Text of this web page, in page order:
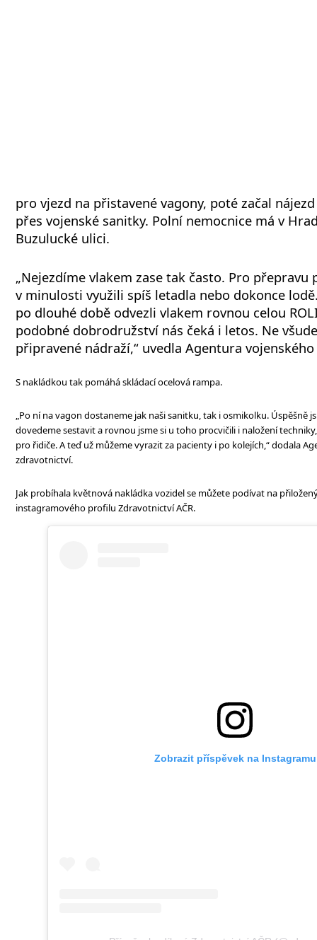
pro vjezd na přistavené vagony, poté začal
přes vojenské sanitky. Polní nemocnice má v
Buzulucké ulici.
„Nejezdíme vlakem zase tak často. Pro přepravu
v minulosti využili spíš letadla nebo dokonce
po dlouhé době odvezli vlakem rovnou celou
podobné dobrodružství nás čeká i letos. Ne
připravené nádraží,“ uvedla Agentura
S nakládkou tak pomáhá skládací ocelová rampa.
„Po ní na vagon dostaneme jak naši sanitku, tak i osmikolku. Úspěšně
dovedeme sestavit a rovnou jsme si u toho procvičili i naložení
pro řidiče. A teď už můžeme vyrazit za pacienty i po kolejích,“ dodala
zdravotnictví.
Jak probíhala květnová nakládka vozidel se můžete podívat na
instagramového profilu Zdravotnictví AČR.
Zobrazit příspěvek na Instagramu